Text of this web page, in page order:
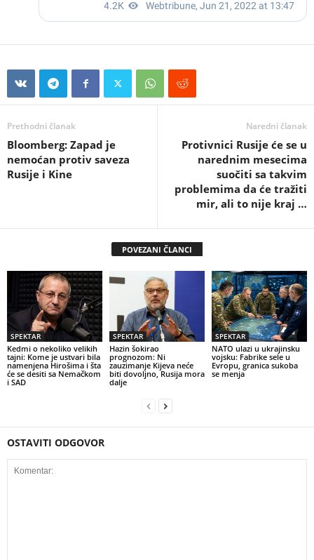
Prethodni članak
Bloomberg: Zapad je
nemoćan protiv saveza
Rusije i Kine
Naredni članak
Protivnici Rusije će se u
narednim mesecima
suočiti sa takvim
problemima da će tražiti
mir, ali to nije kraj …
POVEZANI ČLANCI
SPEKTAR
Kedmi o nekoliko velikih
tajni: Kome je ustvari bila
namenjena Hirošima i šta
će se desiti sa Nemačkom
i SAD
SPEKTAR
Hazin šokirao
prognozom: Ni
zauzimanje Kijeva neće
biti dovoljno, Rusija mora
dalje
SPEKTAR
NATO ulazi u ukrajinsku
vojsku: Fabrike sele u
Evropu, granica sukoba
se menja
OSTAVITI ODGOVOR